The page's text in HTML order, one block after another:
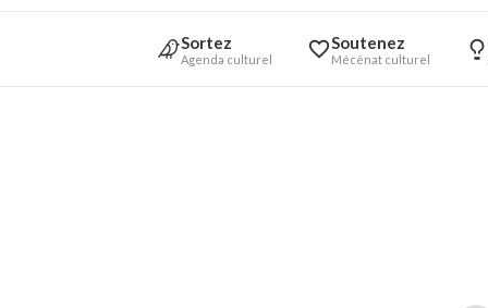
Sortez
Agenda culturel
Soutenez
Mécénat culturel